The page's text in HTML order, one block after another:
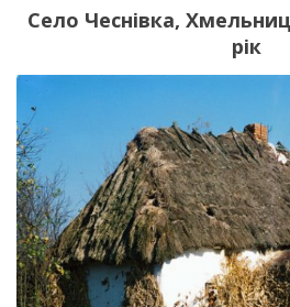
Село Чеснівка,
рік